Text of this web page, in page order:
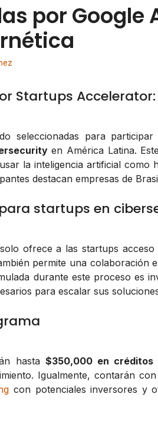
por Google
Startups
seleccionadas para
en América Latina.
la inteligencia artificial
destacan empresas de
startups en
ofrece a las startups
permite una colaboración
durante este proceso es
para escalar sus
hasta $350,000 en créditos
Igualmente, contarán
con potenciales inversores y